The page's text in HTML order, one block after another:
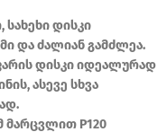
სახეხი დისკი
და ძალიან გამძლეა.
დისკი იდეალურად
ასევე სხვა
მარცვლით P120